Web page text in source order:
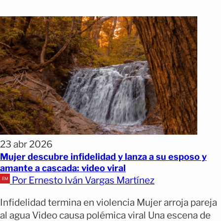
23 abr 2026
Mujer descubre infidelidad y lanza a su esposo y
amante a cascada: video viral
Por Ernesto Iván Vargas Martínez
Infidelidad termina en violencia Mujer arroja pareja
al agua Video causa polémica viral Una escena de